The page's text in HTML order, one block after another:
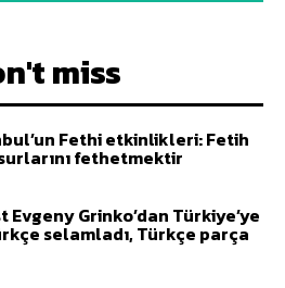
miss
Fethi etkinlikleri: Fetih
fethetmektir
Grinko’dan Türkiye’ye
selamladı, Türkçe parça